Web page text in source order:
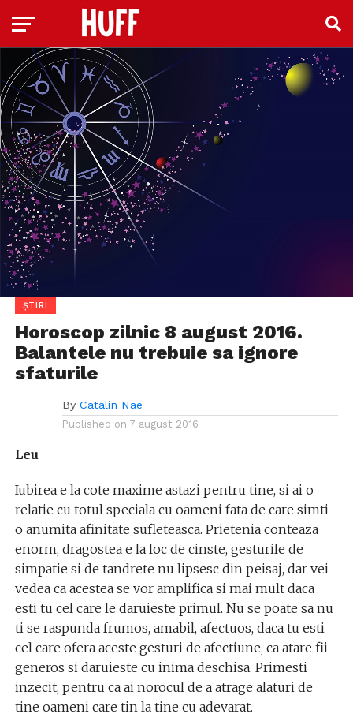
ȘTIRI
Horoscop zilnic 8 august 2016.
Balantele nu trebuie sa ignore
sfaturile
By Catalin Nae
Published on 7 august 2016
Leu
Iubirea e la cote maxime astazi pentru tine, si ai o
relatie cu totul speciala cu oameni fata de care simti
o anumita afinitate sufleteasca. Prietenia conteaza
enorm, dragostea e la loc de cinste, gesturile de
simpatie si de tandrete nu lipsesc din peisaj, dar vei
vedea ca acestea se vor amplifica si mai mult daca
esti tu cel care le daruieste primul. Nu se poate sa nu
ti se raspunda frumos, amabil, afectuos, daca tu esti
cel care ofera aceste gesturi de afectiune, ca atare fii
generos si daruieste cu inima deschisa. Primesti
inzecit, pentru ca ai norocul de a atrage alaturi de
tine oameni care tin la tine cu adevarat.